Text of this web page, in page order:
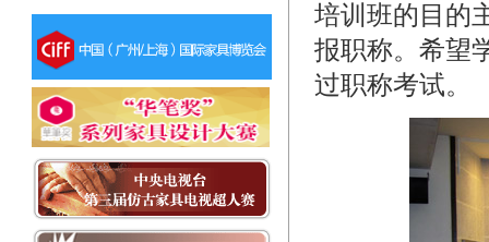
培训班的目的
报职称。希望
过职称考试。